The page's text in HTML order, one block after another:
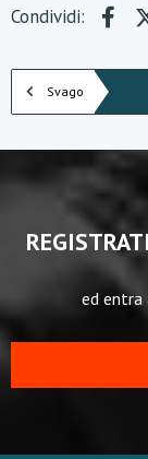
Condividi:
Svago
ed entra